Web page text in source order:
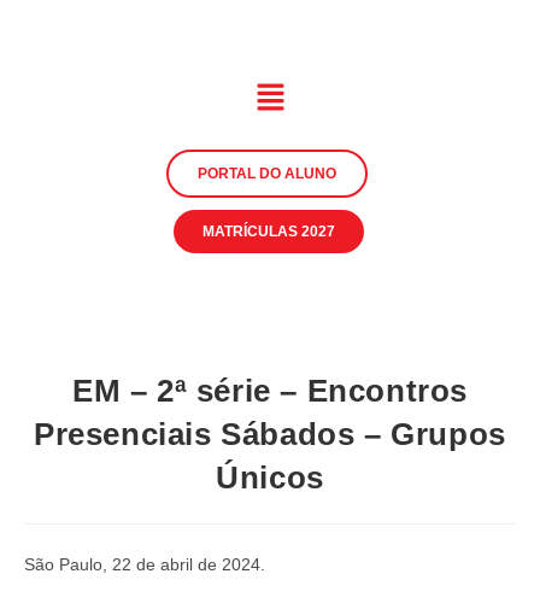
PORTAL DO ALUNO
MATRÍCULAS 2027
EM – 2ª série – Encontros
Presenciais Sábados – Grupos
Únicos
São Paulo, 22 de abril de 2024.